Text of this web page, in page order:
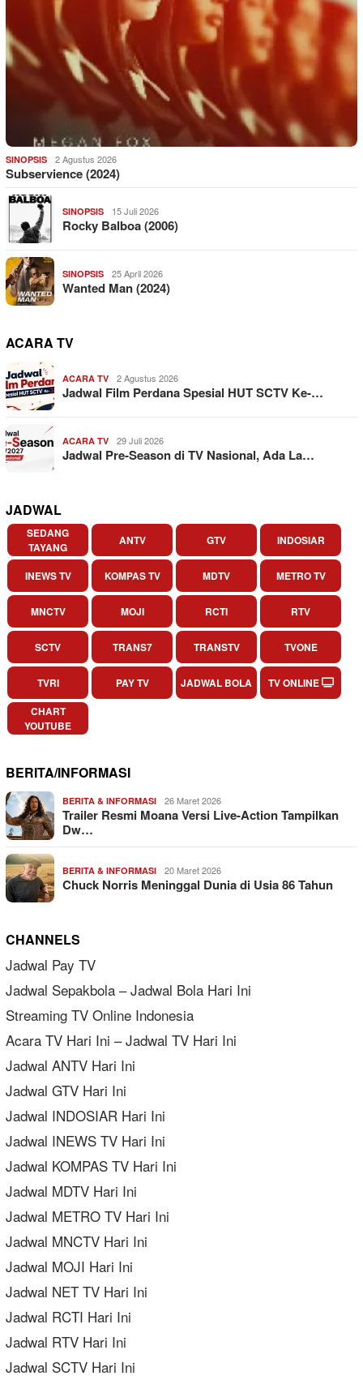
SINOPSIS 2 Agustus 2026
Subservience (2024)
SINOPSIS 15 Juli 2026
Rocky Balboa (2006)
SINOPSIS 25 April 2026
Wanted Man (2024)
ACARA TV
ACARA TV 2 Agustus 2026
Jadwal Film Perdana Spesial HUT SCTV Ke-…
ACARA TV 29 Juli 2026
Jadwal Pre-Season di TV Nasional, Ada La…
JADWAL
SEDANG
TAYANG
ANTV GTV INDOSIAR
INEWS TV KOMPAS TV MDTV METRO TV
MNCTV MOJI RCTI RTV
SCTV TRANS7 TRANSTV TVONE
TVRI PAY TV JADWAL BOLA
TV ONLINE
CHART
YOUTUBE
BERITA/INFORMASI
BERITA & INFORMASI 26 Maret 2026
Trailer Resmi Moana Versi Live-Action Tampilkan
Dw…
BERITA & INFORMASI 20 Maret 2026
Chuck Norris Meninggal Dunia di Usia 86 Tahun
CHANNELS
Jadwal Pay TV
Jadwal Sepakbola – Jadwal Bola Hari Ini
Streaming TV Online Indonesia
Acara TV Hari Ini – Jadwal TV Hari Ini
Jadwal ANTV Hari Ini
Jadwal GTV Hari Ini
Jadwal INDOSIAR Hari Ini
Jadwal INEWS TV Hari Ini
Jadwal KOMPAS TV Hari Ini
Jadwal MDTV Hari Ini
Jadwal METRO TV Hari Ini
Jadwal MNCTV Hari Ini
Jadwal MOJI Hari Ini
Jadwal NET TV Hari Ini
Jadwal RCTI Hari Ini
Jadwal RTV Hari Ini
Jadwal SCTV Hari Ini